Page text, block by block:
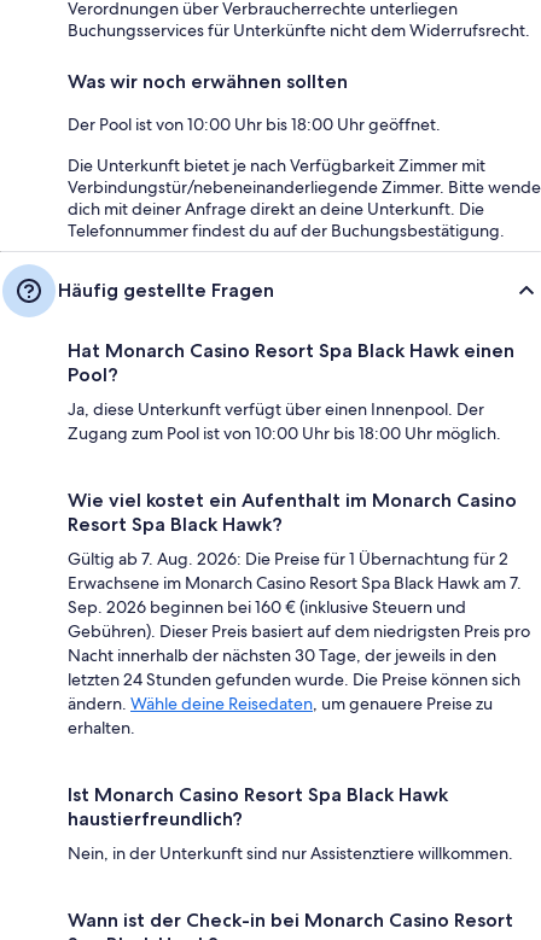
Verordnungen über Verbraucherrechte unterliegen
Buchungsservices für Unterkünfte nicht dem Widerrufsrecht.
Was wir noch erwähnen sollten
Der Pool ist von 10:00 Uhr bis 18:00 Uhr geöffnet.
Die Unterkunft bietet je nach Verfügbarkeit Zimmer mit
Verbindungstür/nebeneinanderliegende Zimmer. Bitte wende
dich mit deiner Anfrage direkt an deine Unterkunft. Die
Telefonnummer findest du auf der Buchungsbestätigung.
Häufig gestellte Fragen
Hat Monarch Casino Resort Spa Black Hawk einen
Pool?
Ja, diese Unterkunft verfügt über einen Innenpool. Der
Zugang zum Pool ist von 10:00 Uhr bis 18:00 Uhr möglich.
Wie viel kostet ein Aufenthalt im Monarch Casino
Resort Spa Black Hawk?
Gültig ab 7. Aug. 2026: Die Preise für 1 Übernachtung für 2
Erwachsene im Monarch Casino Resort Spa Black Hawk am 7.
Sep. 2026 beginnen bei 160 € (inklusive Steuern und
Gebühren). Dieser Preis basiert auf dem niedrigsten Preis pro
Nacht innerhalb der nächsten 30 Tage, der jeweils in den
letzten 24 Stunden gefunden wurde. Die Preise können sich
ändern. Wähle deine Reisedaten, um genauere Preise zu
erhalten.
Ist Monarch Casino Resort Spa Black Hawk
haustierfreundlich?
Nein, in der Unterkunft sind nur Assistenztiere willkommen.
Wann ist der Check-in bei Monarch Casino Resort